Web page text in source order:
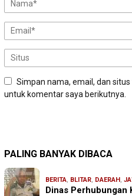
Simpan nama, email, dan
untuk komentar saya berikutnya.
PALING BANYAK DIBACA
BERITA, BLITAR, DAERAH,
Dinas Perhubungan